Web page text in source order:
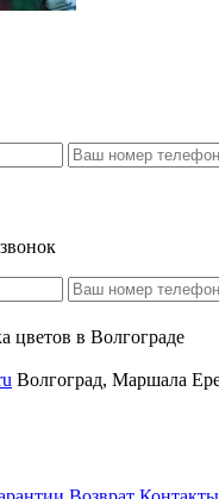
цветов в Волгограде
Волгоград, Маршала